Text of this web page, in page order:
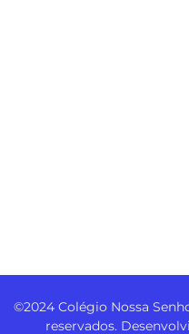
©2024 Colégio Nossa
reservados.